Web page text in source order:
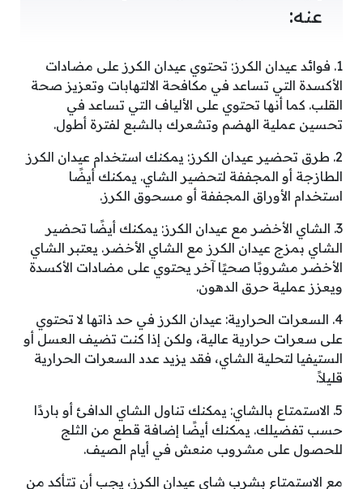
عنه:
1. فوائد عيدان الكرز: تحتوي عيدان الكرز على مضادات
الأكسدة التي تساعد في مكافحة الالتهابات وتعزيز صحة
القلب. كما أنها تحتوي على الألياف التي تساعد في
تحسين عملية الهضم وتشعرك بالشبع لفترة أطول.
2. طرق تحضير عيدان الكرز: يمكنك استخدام عيدان الكرز
الطازجة أو المجففة لتحضير الشاي. يمكنك أيضًا
استخدام الأوراق المجففة أو مسحوق الكرز.
3. الشاي الأخضر مع عيدان الكرز: يمكنك أيضًا تحضير
الشاي بمزج عيدان الكرز مع الشاي الأخضر. يعتبر الشاي
الأخضر مشروبًا صحيًا آخر يحتوي على مضادات الأكسدة
ويعزز عملية حرق الدهون.
4. السعرات الحرارية: عيدان الكرز في حد ذاتها لا تحتوي
على سعرات حرارية عالية، ولكن إذا كنت تضيف العسل أو
الستيفيا لتحلية الشاي، فقد يزيد عدد السعرات الحرارية
قليلاً.
5. الاستمتاع بالشاي: يمكنك تناول الشاي الدافئ أو باردًا
حسب تفضيلك. يمكنك أيضًا إضافة قطع من الثلج
للحصول على مشروب منعش في أيام الصيف.
مع الاستمتاع بشرب شاي عيدان الكرز، يجب أن تتأكد من